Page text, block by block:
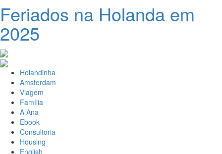
Feriados na Holanda em
2025
Holandinha
Amsterdam
Viagem
Família
A Ana
Ebook
Consultoria
Housing
English